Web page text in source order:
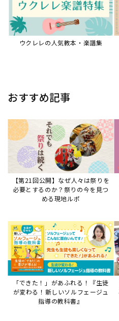
【第21回公開】なぜ人々は祭りを
必要とするのか？祭りの今を見つ
める現地ルポ
「できた！」があふれる！『生徒
指導の教科書』
ード活用術
サイトからのお知らせ